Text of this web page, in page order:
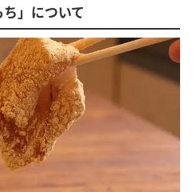
ち」について